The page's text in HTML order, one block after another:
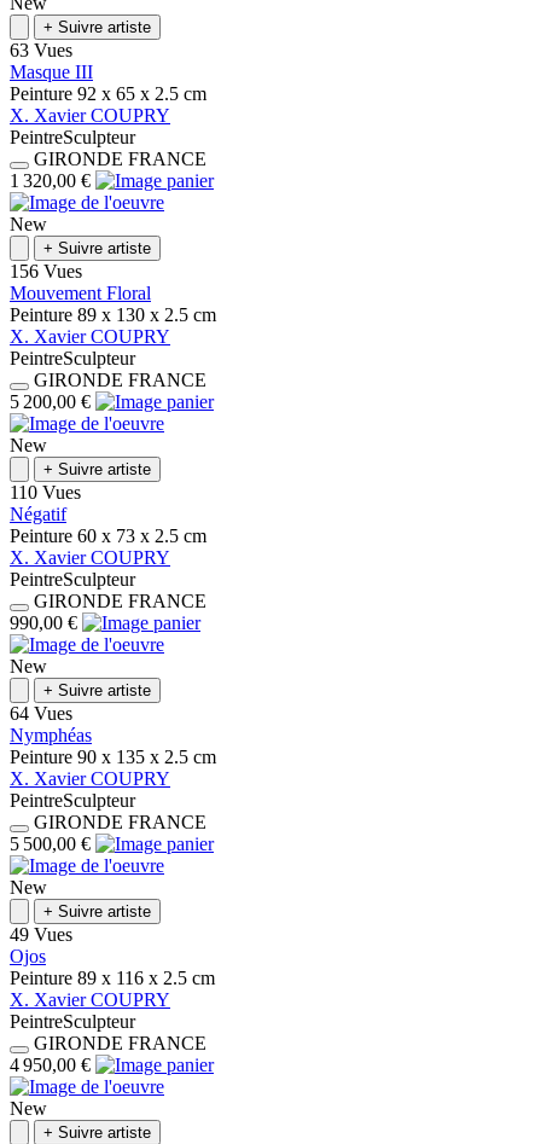
+ Suivre artiste
63 Vues
Masque III
Peinture 92 x 65 x 2.5 cm
X. Xavier COUPRY
PeintreSculpteur
GIRONDE FRANCE
1 320,00 €
New
+ Suivre artiste
156 Vues
Mouvement Floral
Peinture 89 x 130 x 2.5 cm
X. Xavier COUPRY
PeintreSculpteur
GIRONDE FRANCE
5 200,00 €
New
+ Suivre artiste
110 Vues
Négatif
Peinture 60 x 73 x 2.5 cm
X. Xavier COUPRY
PeintreSculpteur
GIRONDE FRANCE
990,00 €
New
+ Suivre artiste
64 Vues
Nymphéas
Peinture 90 x 135 x 2.5 cm
X. Xavier COUPRY
PeintreSculpteur
GIRONDE FRANCE
5 500,00 €
New
+ Suivre artiste
49 Vues
Ojos
Peinture 89 x 116 x 2.5 cm
X. Xavier COUPRY
PeintreSculpteur
GIRONDE FRANCE
4 950,00 €
New
+ Suivre artiste